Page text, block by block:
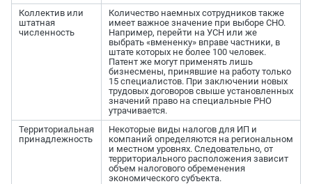
Коллектив или
штатная
численность
Количество наемных сотрудников также
имеет важное значение при выборе СНО.
Например, перейти на УСН или же
выбрать «вмененку» вправе частники, в
штате которых не более 100 человек.
Патент же могут применять лишь
бизнесмены, принявшие на работу только
15 специалистов. При заключении новых
трудовых договоров свыше установленных
значений право на специальные РНО
утрачивается.
Территориальная
принадлежность
Некоторые виды налогов для ИП и
компаний определяются на региональном
и местном уровнях. Следовательно, от
территориального расположения зависит
объем налогового обременения
экономического субъекта.